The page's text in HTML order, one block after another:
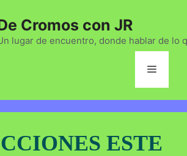
Cromos con JR
lugar de encuentro, donde hablar de lo
Menú
ESTE